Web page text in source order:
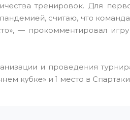
тренировок. Для
считаю, что
— прокомментировал
и проведения
кубке» и 1 место в